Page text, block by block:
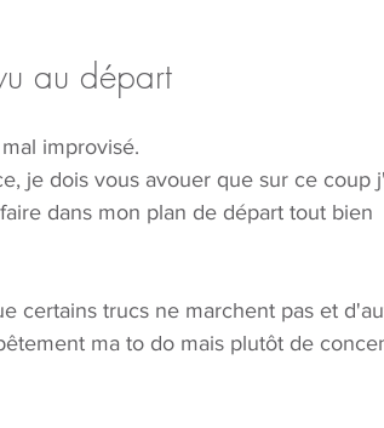
au départ
improvisé.
je dois vous avouer que sur ce coup
dans mon plan de départ tout bien
certains trucs ne marchent pas et
ma to do mais plutôt de